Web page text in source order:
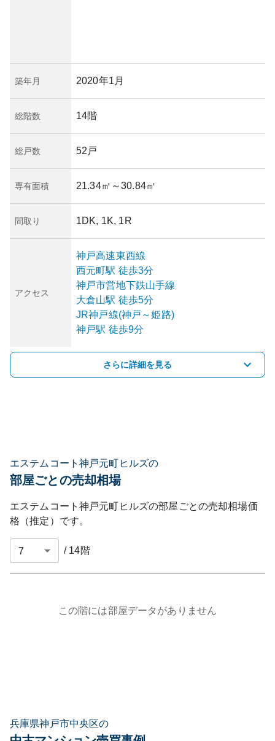
築年月 2020年1月
総階数 14階
総戸数 52戸
専有面積 21.34㎡ ～30.84㎡
間取り 1DK, 1K, 1R
アクセス
神戸高速東西線
西元町駅 徒歩3分
神戸市営地下鉄山手線
大倉山駅 徒歩5分
JR神戸線(神戸～姫路)
神戸駅 徒歩9分
さらに詳細を見る
エステムコート神戸元町ヒルズの
部屋ごとの売却相場
エステムコート神戸元町ヒルズの部屋ごとの売却相場価
格（推定）です。
/ 14階
この階には部屋データがありません
兵庫県神戸市中央区の